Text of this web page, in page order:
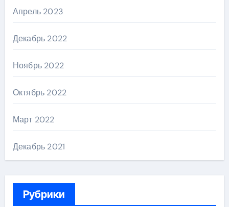
Апрель 2023
Декабрь 2022
Ноябрь 2022
Октябрь 2022
Март 2022
Декабрь 2021
Рубрики